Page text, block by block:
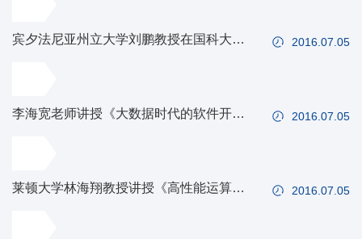
2016.07.05
宾夕法尼亚州立大学刘鹏教授在国科大讲
2016.07.05
李海宽老师讲授《大数据时代的软件开发
2016.07.05
莱顿大学林海翔教授讲授《高性能运算与